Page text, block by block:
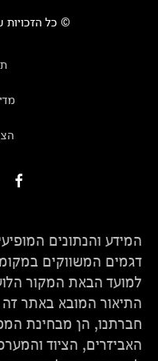
© כל הזכויות
המידע והנתונים
דגמים המשווקים
למועד הבאת המקור
התיאור המובא באתר זה
חברתנו, הן מבחינת
האביזרים, הציוד